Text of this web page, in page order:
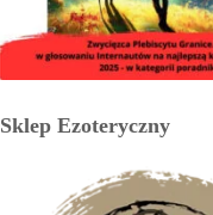
Sklep Ezoteryczny